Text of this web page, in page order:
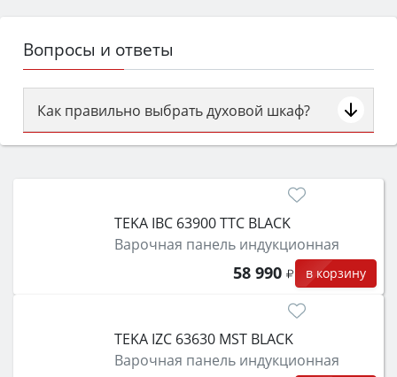
Вопросы и ответы
Как правильно выбрать духовой шкаф?
Сначала определитесь с типом (газовый или
затем смотрите на объём 50–70 л для семьи,
функции (конвекция, гриль, самоочистка,
защита от детей).
TEKA IBC 63900 TTC BLACK
Варочная панель индукционная
58 990 в корзину
TEKA IZC 63630 MST BLACK
Варочная панель индукционная